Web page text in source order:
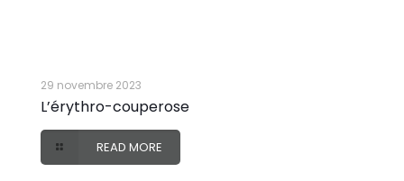
29 novembre 2023
L’érythro-couperose
READ MORE